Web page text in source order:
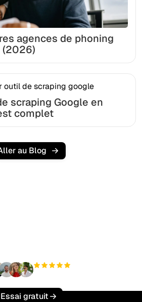
agences de phoning
(2026)
scraping Google en
complet
au Blog
Essai gratuit